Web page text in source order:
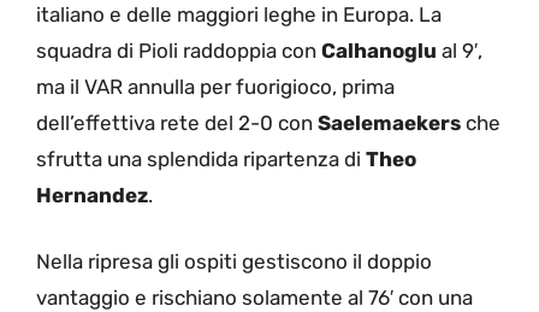
italiano e delle maggiori leghe in Europa. La
squadra di Pioli raddoppia con Calhanoglu al 9′,
ma il VAR annulla per fuorigioco, prima
dell’effettiva rete del 2-0 con Saelemaekers che
sfrutta una splendida ripartenza di Theo
Hernandez.
Nella ripresa gli ospiti gestiscono il doppio
vantaggio e rischiano solamente al 76′ con una